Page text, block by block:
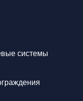
системы